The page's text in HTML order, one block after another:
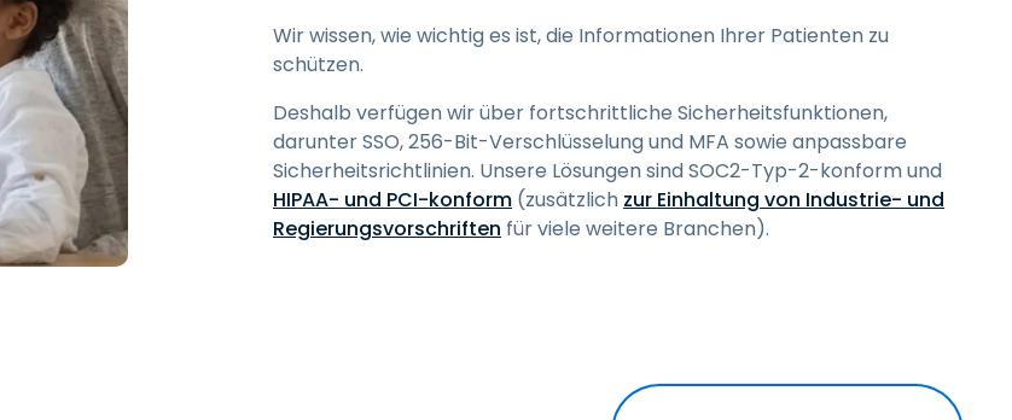
Wir wissen, wie wichtig es ist, die Informationen Ihrer Patienten zu
schützen.
Deshalb verfügen wir über fortschrittliche Sicherheitsfunktionen,
darunter SSO, 256-Bit-Verschlüsselung und MFA sowie anpassbare
Sicherheitsrichtlinien. Unsere Lösungen sind SOC2-Typ-2-konform und
HIPAA- und PCI-konform (zusätzlich zur Einhaltung von Industrie- und
Regierungsvorschriften für viele weitere Branchen).